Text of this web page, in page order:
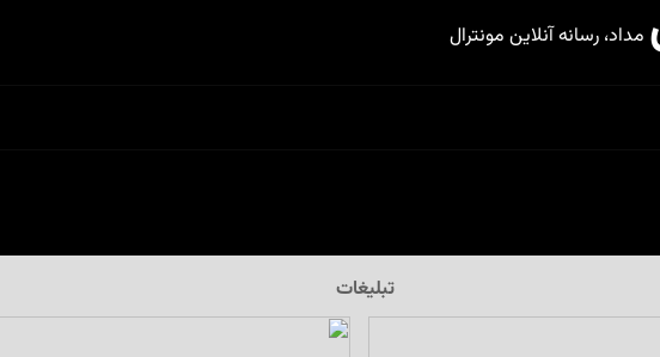
مداد، رسانه آنلاین مونترال
تبلیغات